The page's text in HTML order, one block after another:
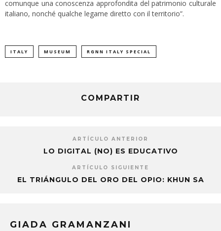
comunque una conoscenza approfondita del patrimonio culturale
italiano, nonché qualche legame diretto con il territorio”.
ITALY MUSEUM RGNN ITALY SPECIAL
COMPARTIR
ARTÍCULO ANTERIOR
LO DIGITAL (NO) ES EDUCATIVO
ARTÍCULO SIGUIENTE
EL TRIÁNGULO DEL ORO DEL OPIO: KHUN SA
GIADA GRAMANZANI